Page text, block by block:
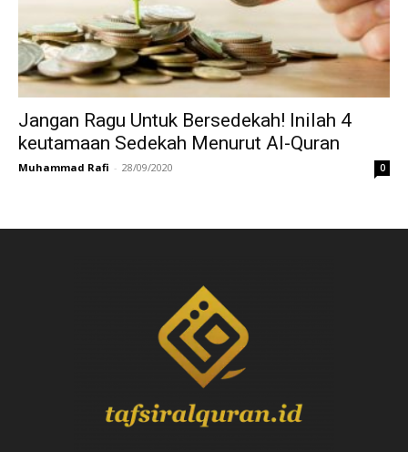
Jangan Ragu Untuk Bersedekah! Inilah 4
keutamaan Sedekah Menurut Al-Quran
Muhammad Rafi - 28/09/2020 0